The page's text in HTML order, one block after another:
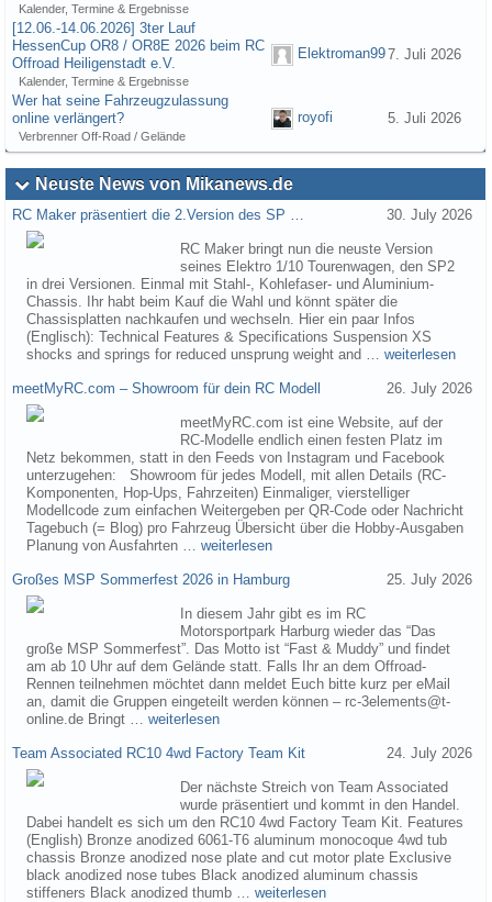
Kalender, Termine & Ergebnisse
[12.06.-14.06.2026] 3ter Lauf
HessenCup OR8 / OR8E 2026 beim RC
Offroad Heiligenstadt e.V.
Kalender, Termine & Ergebnisse
Elektroman997. Juli 2026
Wer hat seine Fahrzeugzulassung
online verlängert?
Verbrenner Off-Road / Gelände
royofi 5. Juli 2026
Neuste News von Mikanews.de
RC Maker präsentiert die 2.Version des SP … 30. July 2026
RC Maker bringt nun die neuste Version
seines Elektro 1/10 Tourenwagen, den SP2
in drei Versionen. Einmal mit Stahl-, Kohlefaser- und Aluminium-
Chassis. Ihr habt beim Kauf die Wahl und könnt später die
Chassisplatten nachkaufen und wechseln. Hier ein paar Infos
(Englisch): Technical Features & Specifications Suspension XS
shocks and springs for reduced unsprung weight and … weiterlesen
meetMyRC.com – Showroom für dein RC Modell 26. July 2026
meetMyRC.com ist eine Website, auf der
RC-Modelle endlich einen festen Platz im
Netz bekommen, statt in den Feeds von Instagram und Facebook
unterzugehen: Showroom für jedes Modell, mit allen Details (RC-
Komponenten, Hop-Ups, Fahrzeiten) Einmaliger, vierstelliger
Modellcode zum einfachen Weitergeben per QR-Code oder Nachricht
Tagebuch (= Blog) pro Fahrzeug Übersicht über die Hobby-Ausgaben
Planung von Ausfahrten … weiterlesen
Großes MSP Sommerfest 2026 in Hamburg 25. July 2026
In diesem Jahr gibt es im RC
Motorsportpark Harburg wieder das “Das
große MSP Sommerfest”. Das Motto ist “Fast & Muddy” und findet
am ab 10 Uhr auf dem Gelände statt. Falls Ihr an dem Offroad-
Rennen teilnehmen möchtet dann meldet Euch bitte kurz per eMail
an, damit die Gruppen eingeteilt werden können – rc-3elements@t-
online.de Bringt … weiterlesen
Team Associated RC10 4wd Factory Team Kit 24. July 2026
Der nächste Streich von Team Associated
wurde präsentiert und kommt in den Handel.
Dabei handelt es sich um den RC10 4wd Factory Team Kit. Features
(English) Bronze anodized 6061-T6 aluminum monocoque 4wd tub
chassis Bronze anodized nose plate and cut motor plate Exclusive
black anodized nose tubes Black anodized aluminum chassis
stiffeners Black anodized thumb … weiterlesen